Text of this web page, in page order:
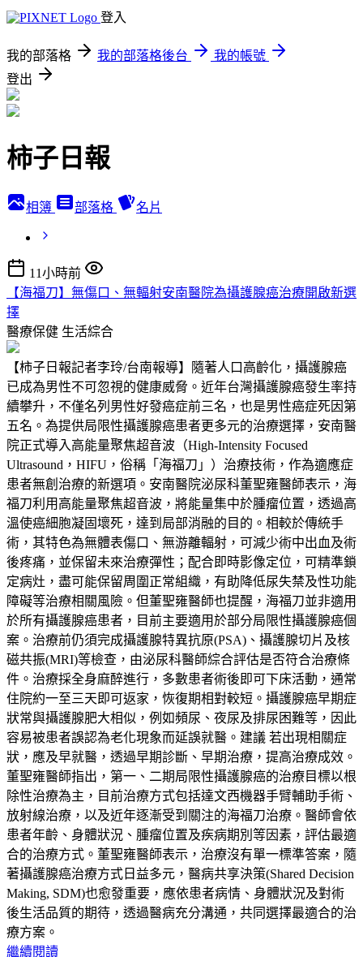
登入
我的部落格 我的部落格後台
我的帳號
登出
柿子日報
相簿 部落格 名片
11小時前
【海福刀】無傷口、無輻射安南醫院為攝護腺癌治療開啟新選
擇
醫療保健 生活綜合
【柿子日報記者李玲/台南報導】隨著人口高齡化，攝護腺癌
已成為男性不可忽視的健康威脅。近年台灣攝護腺癌發生率持
續攀升，不僅名列男性好發癌症前三名，也是男性癌症死因第
五名。為提供局限性攝護腺癌患者更多元的治療選擇，安南醫
院正式導入高能量聚焦超音波（High-Intensity Focused
Ultrasound，HIFU，俗稱「海福刀」）治療技術，作為適應症
患者無創治療的新選項。安南醫院泌尿科董聖雍醫師表示，海
福刀利用高能量聚焦超音波，將能量集中於腫瘤位置，透過高
溫使癌細胞凝固壞死，達到局部消融的目的。相較於傳統手
術，其特色為無體表傷口、無游離輻射，可減少術中出血及術
後疼痛，並保留未來治療彈性；配合即時影像定位，可精準鎖
定病灶，盡可能保留周圍正常組織，有助降低尿失禁及性功能
障礙等治療相關風險。但董聖雍醫師也提醒，海福刀並非適用
於所有攝護腺癌患者，目前主要適用於部分局限性攝護腺癌個
案。治療前仍須完成攝護腺特異抗原(PSA)、攝護腺切片及核
磁共振(MRI)等檢查，由泌尿科醫師綜合評估是否符合治療條
件。治療採全身麻醉進行，多數患者術後即可下床活動，通常
住院約一至三天即可返家，恢復期相對較短。攝護腺癌早期症
狀常與攝護腺肥大相似，例如頻尿、夜尿及排尿困難等，因此
容易被患者誤認為老化現象而延誤就醫。建議 若出現相關症
狀，應及早就醫，透過早期診斷、早期治療，提高治療成效。
董聖雍醫師指出，第一、二期局限性攝護腺癌的治療目標以根
除性治療為主，目前治療方式包括達文西機器手臂輔助手術、
放射線治療，以及近年逐漸受到關注的海福刀治療。醫師會依
患者年齡、身體狀況、腫瘤位置及疾病期別等因素，評估最適
合的治療方式。董聖雍醫師表示，治療沒有單一標準答案，隨
著攝護腺癌治療方式日益多元，醫病共享決策(Shared Decision
Making, SDM)也愈發重要，應依患者病情、身體狀況及對術
後生活品質的期待，透過醫病充分溝通，共同選擇最適合的治
療方案。
繼續閱讀